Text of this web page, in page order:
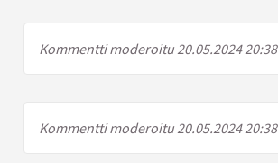
Kommentti moderoitu 20.05.2024 20:38
Kommentti moderoitu 20.05.2024 20:38